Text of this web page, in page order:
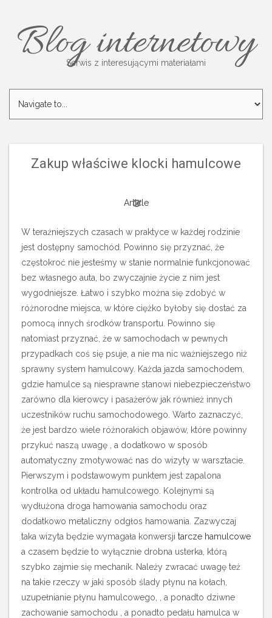
Blog internetowy
Serwis z interesującymi materiałami
Zakup właściwe klocki hamulcowe
Article
W teraźniejszych czasach w praktyce w każdej rodzinie
jest dostępny samochód. Powinno się przyznać, że
częstokroć nie jesteśmy w stanie normalnie funkcjonować
bez własnego auta, bo zwyczajnie życie z nim jest
wygodniejsze. Łatwo i szybko można się zdobyć w
różnorodne miejsca, w które ciężko byłoby się dostać za
pomocą innych środków transportu. Powinno się
natomiast przyznać, że w samochodach w pewnych
przypadkach coś się psuje, a nie ma nic ważniejszego niż
sprawny system hamulcowy. Każda jazda samochodem,
gdzie hamulce są niesprawne stanowi niebezpieczeństwo
zarówno dla kierowcy i pasażerów jak również innych
uczestników ruchu samochodowego. Warto zaznaczyć,
że jest bardzo wiele różnorakich objawów, które powinny
przykuć naszą uwagę , a dodatkowo w sposób
automatyczny zmotywować nas do wizyty w warsztacie.
Pierwszym i podstawowym punktem jest zapalona
kontrolka od układu hamulcowego. Kolejnymi są
wydłużona droga hamowania samochodu oraz
dodatkowo metaliczny odgłos hamowania. Zazwyczaj
taka wizyta będzie wymagała konwersji tarcze hamulcowe
a czasem będzie to wyłącznie drobna usterka, którą
szybko zajmie się mechanik. Należy zwracać uwagę też
na takie rzeczy w jaki sposób ślady płynu na kołach,
uzupełnianie płynu hamulcowego, , a ponadto dziwne
zachowanie samochodu , a ponadto pedału hamulca w